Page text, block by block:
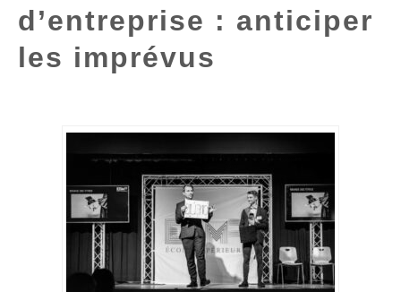
d’entreprise : anticiper
les imprévus